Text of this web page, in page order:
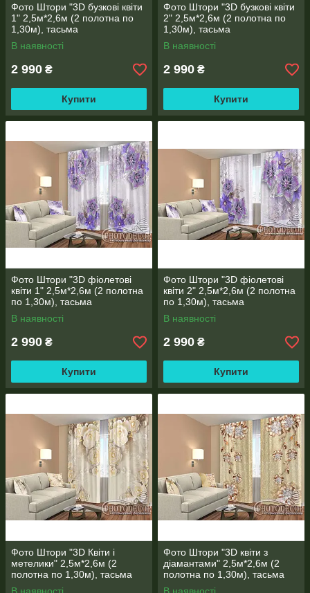
Фото Штори "3D бузкові квіти
1" 2,5м*2,6м (2 полотна по
1,30м), тасьма
В наявності
2 990 ₴
Купити
Фото Штори "3D бузкові квіти
2" 2,5м*2,6м (2 полотна по
1,30м), тасьма
В наявності
2 990 ₴
Купити
Фото Штори "3D фіолетові
квіти 1" 2,5м*2,6м (2 полотна
по 1,30м), тасьма
В наявності
2 990 ₴
Купити
Фото Штори "3D фіолетові
квіти 2" 2,5м*2,6м (2 полотна
по 1,30м), тасьма
В наявності
2 990 ₴
Купити
Фото Штори "3D Квіти і
метелики" 2,5м*2,6м (2
полотна по 1,30м), тасьма
Фото Штори "3D квіти з
діамантами" 2,5м*2,6м (2
полотна по 1,30м), тасьма